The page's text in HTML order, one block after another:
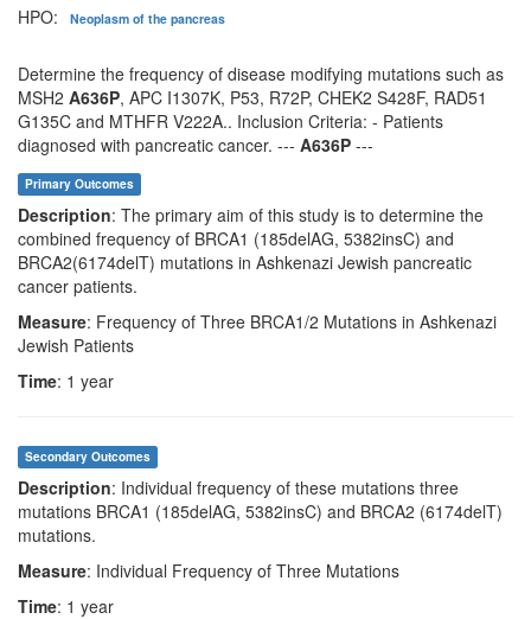
HPO: Neoplasm of the pancreas
Determine the frequency of disease modifying mutations such as
MSH2 A636P, APC I1307K, P53, R72P, CHEK2 S428F, RAD51
G135C and MTHFR V222A.. Inclusion Criteria: - Patients
diagnosed with pancreatic cancer. --- A636P ---
Primary Outcomes
Description: The primary aim of this study is to determine the
combined frequency of BRCA1 (185delAG, 5382insC) and
BRCA2(6174delT) mutations in Ashkenazi Jewish pancreatic
cancer patients.
Measure: Frequency of Three BRCA1/2 Mutations in Ashkenazi
Jewish Patients
Time: 1 year
Secondary Outcomes
Description: Individual frequency of these mutations three
mutations BRCA1 (185delAG, 5382insC) and BRCA2 (6174delT)
mutations.
Measure: Individual Frequency of Three Mutations
Time: 1 year